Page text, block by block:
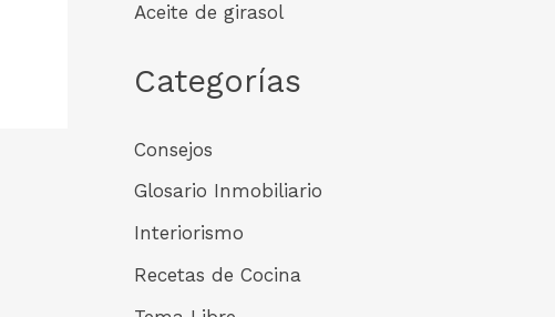
Aceite de girasol
Categorías
Consejos
Glosario Inmobiliario
Interiorismo
Recetas de Cocina